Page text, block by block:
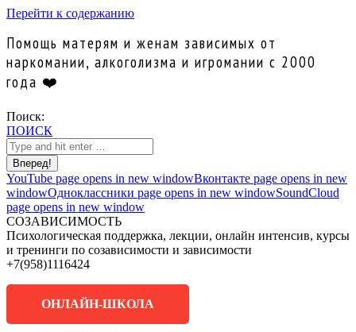
Перейти к содержанию
Помощь матерям и женам зависимых от
наркомании, алкоголизма и игромании с 2000
года ❤️
Поиск:
ПОИСК
YouTube page opens in new windowВконтакте page opens in new
windowОдноклассники page opens in new windowSoundCloud
page opens in new window
СОЗАВИСИМОСТЬ
Психологическая поддержка, лекции, онлайн интенсив, курсы
и тренинги по созависимости и зависимости
+7(958)1116424
ОНЛАЙН-ШКОЛА